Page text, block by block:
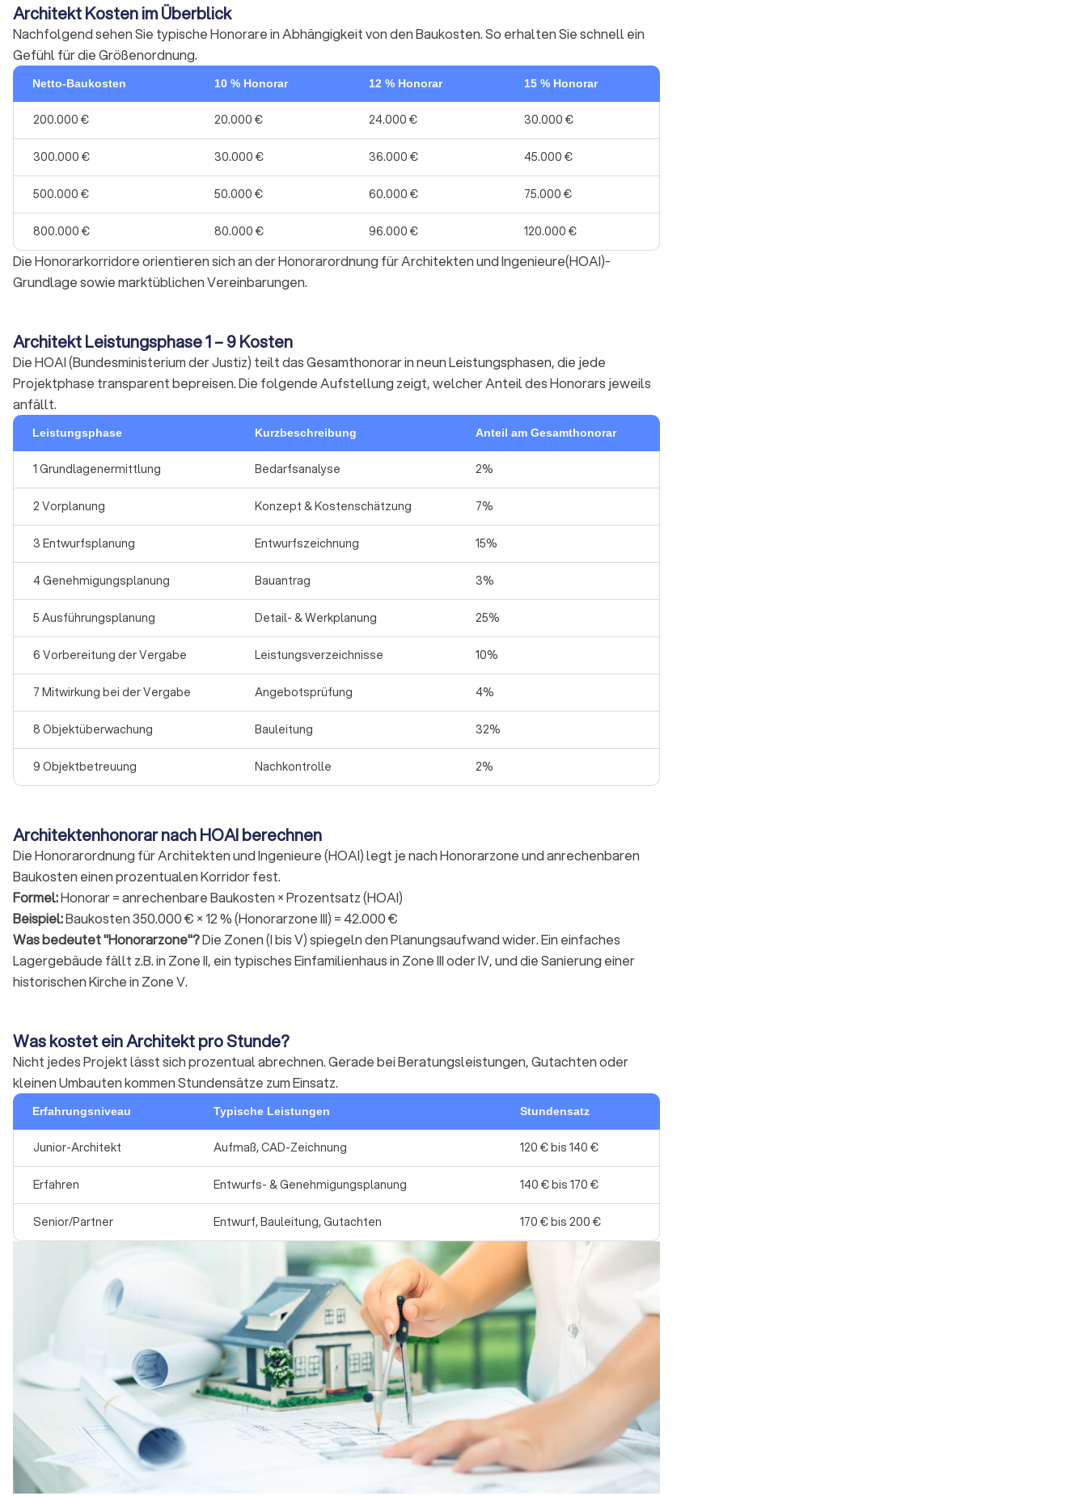
Architekt Kosten im Überblick
Nachfolgend sehen Sie typische Honorare in Abhängigkeit von den Baukosten. So erhalten Sie schnell ein
Gefühl für die Größenordnung.
Netto-Baukosten 10 % Honorar 12 % Honorar 15 % Honorar
200.000 € 20.000 € 24.000 € 30.000 €
300.000 € 30.000 € 36.000 € 45.000 €
500.000 € 50.000 € 60.000 € 75.000 €
800.000 € 80.000 € 96.000 € 120.000 €
Die Honorarkorridore orientieren sich an der Honorarordnung für Architekten und Ingenieure(HOAI)-
Grundlage sowie marktüblichen Vereinbarungen.
Architekt Leistungsphase 1 – 9 Kosten
Die HOAI (Bundesministerium der Justiz) teilt das Gesamthonorar in neun Leistungsphasen, die jede
Projektphase transparent bepreisen. Die folgende Aufstellung zeigt, welcher Anteil des Honorars jeweils
anfällt.
Leistungsphase Kurzbeschreibung Anteil am Gesamthonorar
1 Grundlagenermittlung Bedarfsanalyse 2%
2 Vorplanung Konzept & Kostenschätzung 7%
3 Entwurfsplanung Entwurfszeichnung 15%
4 Genehmigungsplanung Bauantrag 3%
5 Ausführungsplanung Detail- & Werkplanung 25%
6 Vorbereitung der Vergabe Leistungsverzeichnisse 10%
7 Mitwirkung bei der Vergabe Angebotsprüfung 4%
8 Objektüberwachung Bauleitung 32%
9 Objektbetreuung Nachkontrolle 2%
Architektenhonorar nach HOAI berechnen
Die Honorarordnung für Architekten und Ingenieure (HOAI) legt je nach Honorarzone und anrechenbaren
Baukosten einen prozentualen Korridor fest.
Formel:Honorar = anrechenbare Baukosten × Prozentsatz (HOAI)
Beispiel:Baukosten 350.000 € × 12 % (Honorarzone III) = 42.000 €
Was bedeutet "Honorarzone"?Die Zonen (I bis V) spiegeln den Planungsaufwand wider. Ein einfaches
Lagergebäude fällt z.B. in Zone II, ein typisches Einfamilienhaus in Zone III oder IV, und die Sanierung einer
historischen Kirche in Zone V.
Was kostet ein Architekt pro Stunde?
Nicht jedes Projekt lässt sich prozentual abrechnen. Gerade bei Beratungsleistungen, Gutachten oder
kleinen Umbauten kommen Stundensätze zum Einsatz.
Erfahrungsniveau Typische Leistungen Stundensatz
Junior-Architekt Aufmaß, CAD-Zeichnung 120 € bis 140 €
Erfahren Entwurfs- & Genehmigungsplanung 140 € bis 170 €
Senior/Partner Entwurf, Bauleitung, Gutachten 170 € bis 200 €